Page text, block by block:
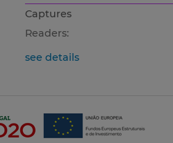
Captures
Readers:
see details